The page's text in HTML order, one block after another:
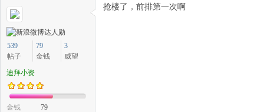
539
帖子
79
金钱
3
威望
迪拜小资
金钱 79
抢楼了，前排第一次啊